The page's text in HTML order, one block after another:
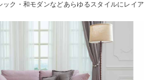
ック・和モダンなどあらゆるスタイルにレイア